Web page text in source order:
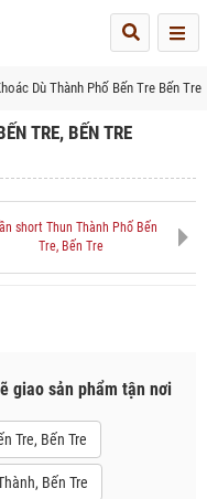
Dù Thành Phố Bến Tre Bến Tre
TRE, BẾN TRE
short Thun Thành Phố Bến
Tre, Bến Tre
giao sản phẩm tận nơi
Tre, Bến Tre
Bến Tre